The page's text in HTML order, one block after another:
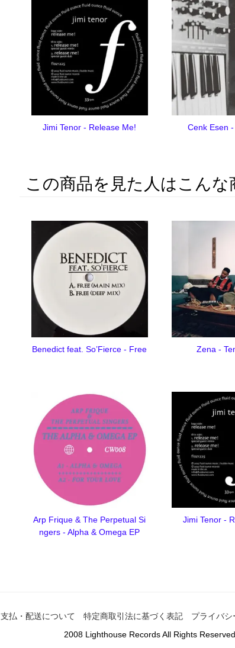
Jimi Tenor - Release Me! Cenk Esen
この商品を見た人はこん
Benedict feat. So’Fierce - Free Zena -
Arp Frique & The Perpetual Si
ngers - Alpha & Omega EP
Jimi Tenor -
支払・配送について 特定商取引法に基づく表記 プライバシ
2008 Lighthouse Records All Rights Reserved